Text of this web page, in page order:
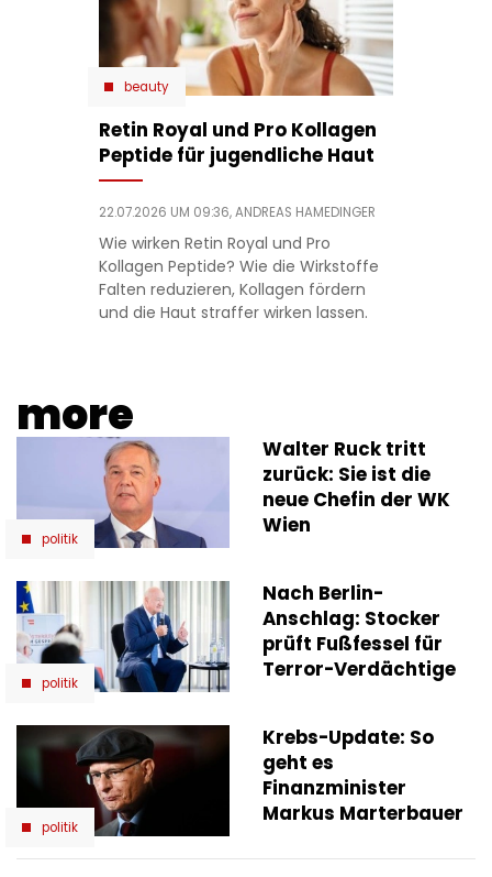
beauty
Retin Royal und Pro Kollagen
Peptide für jugendliche Haut
22.07.2026 UM 09:36,ANDREAS HAMEDINGER
Wie wirken Retin Royal und Pro
Kollagen Peptide? Wie die Wirkstoffe
Falten reduzieren, Kollagen fördern
und die Haut straffer wirken lassen.
more
politik
Walter Ruck tritt
zurück: Sie ist die
neue Chefin der WK
Wien
politik
Nach Berlin-
Anschlag: Stocker
prüft Fußfessel für
Terror-Verdächtige
politik
Krebs-Update: So
geht es
Finanzminister
Markus Marterbauer